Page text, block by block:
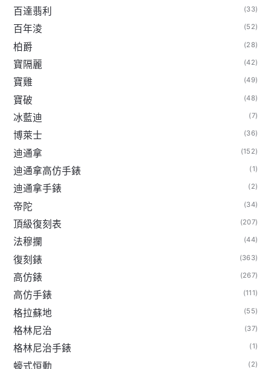
百達翡利 (33)
百年淩 (52)
柏爵 (28)
寶隔麗 (42)
寶雞 (49)
寶破 (48)
冰藍迪 (7)
博萊士 (36)
迪通拿 (152)
迪通拿高仿手錶 (1)
迪通拿手錶 (2)
帝陀 (34)
頂級復刻表 (207)
法穆攔 (44)
復刻錶 (363)
高仿錶 (267)
高仿手錶 (111)
格拉蘇地 (55)
格林尼治 (37)
格林尼治手錶 (1)
蠔式恒動 (2)